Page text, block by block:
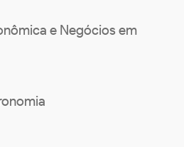
e Negócios em